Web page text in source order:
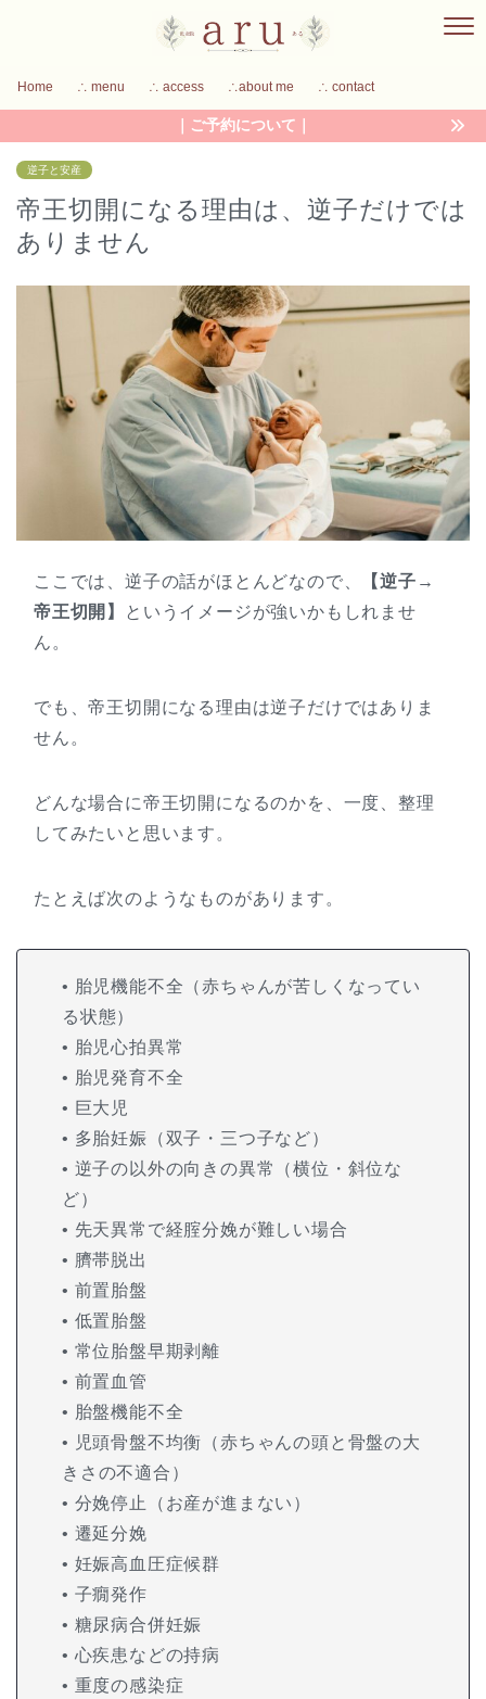
Home ∴ menu ∴ access ∴about me ∴ contact
｜ご予約について｜
逆子と安産
帝王切開になる理由は、逆子だけでは
ありません
ここでは、逆子の話がほとんどなので、
【逆子→
帝王切開】
というイメージが強いかもしれませ
ん。
でも、帝王切開になる理由は逆子だけではありま
せん。
どんな場合に帝王切開になるのかを、一度、整理
してみたいと思います。
たとえば次のようなものがあります。
• 胎児機能不全（赤ちゃんが苦しくなってい
る状態）
• 胎児心拍異常
• 胎児発育不全
• 巨大児
• 多胎妊娠（双子・三つ子など）
• 逆子の以外の向きの異常（横位・斜位な
ど）
• 先天異常で経腟分娩が難しい場合
• 臍帯脱出
• 前置胎盤
• 低置胎盤
• 常位胎盤早期剥離
• 前置血管
• 胎盤機能不全
• 児頭骨盤不均衡（赤ちゃんの頭と骨盤の大
きさの不適合）
• 分娩停止（お産が進まない）
• 遷延分娩
• 妊娠高血圧症候群
• 子癇発作
• 糖尿病合併妊娠
• 心疾患などの持病
• 重度の感染症